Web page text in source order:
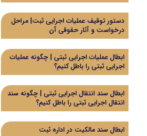
دستور توقیف عملیات اجرایی ثبت| مراحل
درخواست و آثار حقوقی آن
ابطال عملیات اجرایی ثبتی | چگونه عملیات
اجرایی ثبتی را باطل کنیم؟
ابطال سند انتقال اجرایی ثبتی | چگونه سند
انتقال اجرایی ثبتی را باطل کنیم؟
ابطال سند مالکیت در اداره ثبت